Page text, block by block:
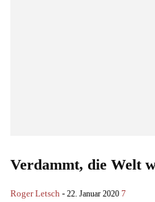
Verdammt, die Welt
Roger Letsch - 22. Januar 2020 7